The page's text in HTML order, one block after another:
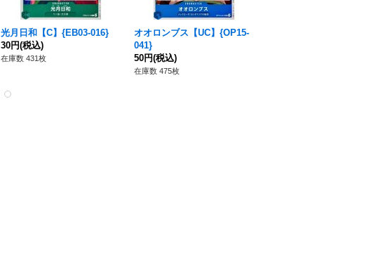
光月日和【C】{EB03-016}
30円(税込)
在庫数 431枚
オオロンブス【UC】{OP15-
041}
50円(税込)
在庫数 475枚